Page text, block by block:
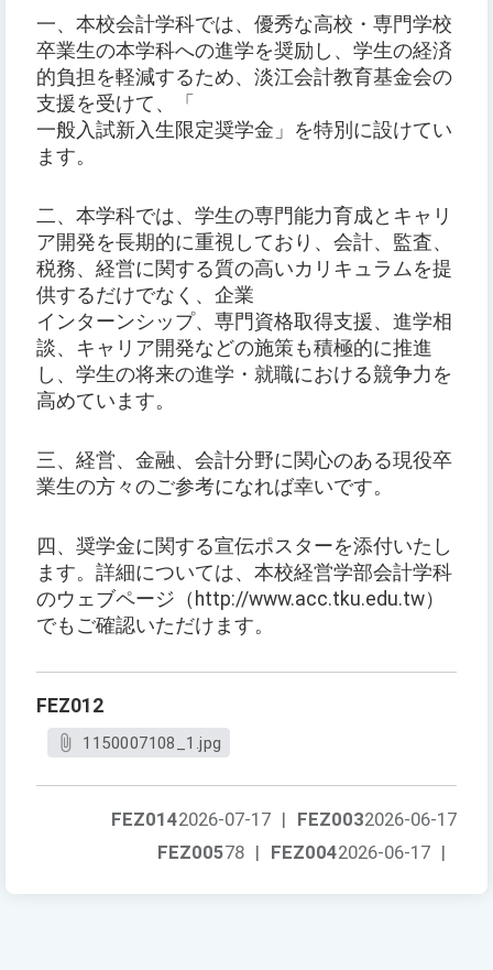
一、本校会計学科では、優秀な高校・専門学校
卒業生の本学科への進学を奨励し、学生の経済
的負担を軽減するため、淡江会計教育基金会の
支援を受けて、「
一般入試新入生限定奨学金」を特別に設けてい
ます。
二、本学科では、学生の専門能力育成とキャリ
ア開発を長期的に重視しており、会計、監査、
税務、経営に関する質の高いカリキュラムを提
供するだけでなく、企業
インターンシップ、専門資格取得支援、進学相
談、キャリア開発などの施策も積極的に推進
し、学生の将来の進学・就職における競争力を
高めています。
三、経営、金融、会計分野に関心のある現役卒
業生の方々のご参考になれば幸いです。
四、奨学金に関する宣伝ポスターを添付いたし
ます。詳細については、本校経営学部会計学科
のウェブページ（http://www.acc.tku.edu.tw）
でもご確認いただけます。
FEZ012
1150007108_1.jpg
FEZ0032026-06-17
FEZ0142026-07-17 |
FEZ0042026-06-17 |
FEZ00578 |